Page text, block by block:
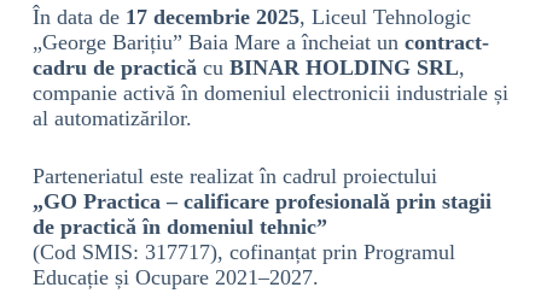
În data de 17 decembrie 2025, Liceul Tehnologic
„George Barițiu” Baia Mare a încheiat un contract-
cadru de practicăcu BINAR HOLDING SRL,
companie activă în domeniul electronicii industriale și
al automatizărilor.
Parteneriatul este realizat în cadrul proiectului
„GO Practica – calificare profesională prin stagii
de practică în domeniul tehnic”
(Cod SMIS: 317717), cofinanțat prin Programul
Educație și Ocupare 2021–2027.